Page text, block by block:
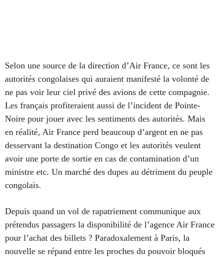
Selon une source de la direction d’Air France, ce sont les
autorités congolaises qui auraient manifesté la volonté de
ne pas voir leur ciel privé des avions de cette compagnie.
Les français profiteraient aussi de l’incident de Pointe-
Noire pour jouer avec les sentiments des autorités. Mais
en réalité, Air France perd beaucoup d’argent en ne pas
desservant la destination Congo et les autorités veulent
avoir une porte de sortie en cas de contamination d’un
ministre etc. Un marché des dupes au détriment du peuple
congolais.
Depuis quand un vol de rapatriement communique aux
prétendus passagers la disponibilité de l’agence Air France
pour l’achat des billets ? Paradoxalement à Paris, la
nouvelle se répand entre les proches du pouvoir bloqués